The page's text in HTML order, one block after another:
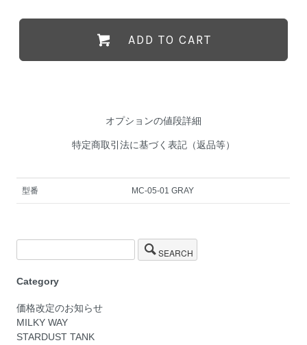
ADD TO CART
オプションの値段詳細
特定商取引法に基づく表記（返品等）
型番 MC-05-01 GRAY
SEARCH
Category
価格改定のお知らせ
MILKY WAY
STARDUST TANK